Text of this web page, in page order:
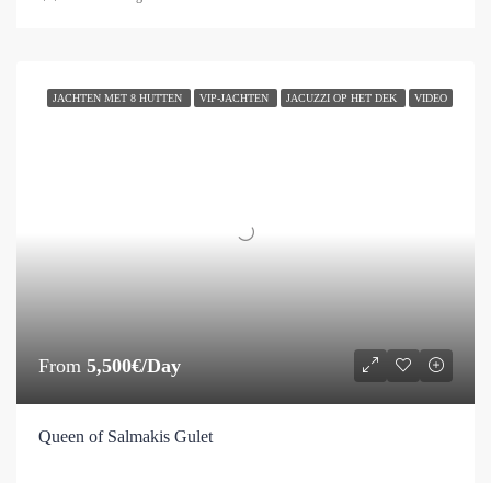
JACHTEN MET 8 HUTTEN VIP-JACHTEN JACUZZI OP HET DEK VIDEO
From 5,500€/Day
Queen of Salmakis Gulet